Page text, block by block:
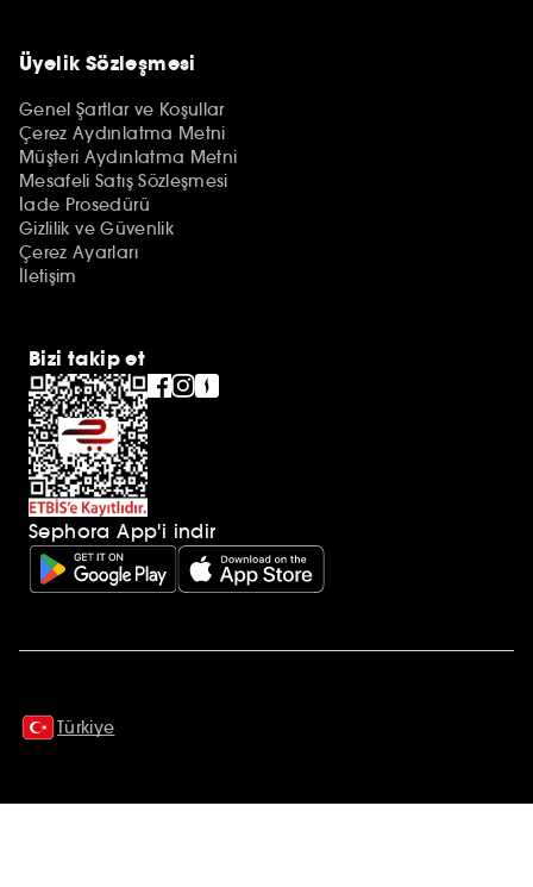
Üyelik Sözleşmesi
Genel Şartlar ve Koşullar
Çerez Aydınlatma Metni
Müşteri Aydınlatma Metni
Mesafeli Satış Sözleşmesi
İade Prosedürü
Gizlilik ve Güvenlik
Çerez Ayarları
İletişim
Bizi takip et
Sephora App'i indir
Türkiye